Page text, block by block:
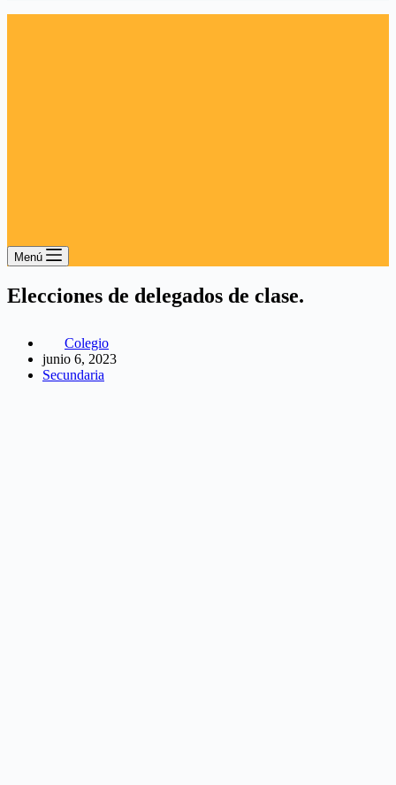
Menú
Elecciones de delegados de clase.
Colegio
junio 6, 2023
Secundaria